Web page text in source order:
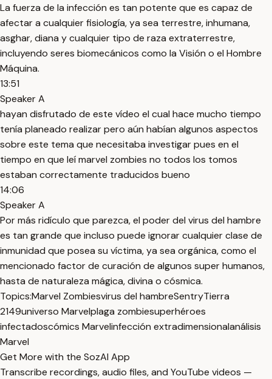
La fuerza de la infección es tan potente que es capaz de
afectar a cualquier fisiología, ya sea terrestre, inhumana,
asghar, diana y cualquier tipo de raza extraterrestre,
incluyendo seres biomecánicos como la Visión o el Hombre
Máquina.
13:51
Speaker A
hayan disfrutado de este vídeo el cual hace mucho tiempo
tenía planeado realizar pero aún habían algunos aspectos
sobre este tema que necesitaba investigar pues en el
tiempo en que leí marvel zombies no todos los tomos
estaban correctamente traducidos bueno
14:06
Speaker A
Por más ridículo que parezca, el poder del virus del hambre
es tan grande que incluso puede ignorar cualquier clase de
inmunidad que posea su víctima, ya sea orgánica, como el
mencionado factor de curación de algunos super humanos,
hasta de naturaleza mágica, divina o cósmica.
Topics:Marvel Zombiesvirus del hambreSentryTierra
2149universo Marvelplaga zombiesuperhéroes
infectadoscómics Marvelinfección extradimensionalanálisis
Marvel
Get More with the SozAI App
Transcribe recordings, audio files, and YouTube videos —